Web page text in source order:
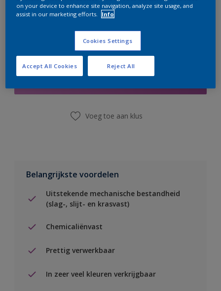
Boodschappenlijst
Voeg toe aan klus
Belangrijkste voordelen
Uitstekende mechanische bestandheid
(slag-, slijt- en krasvast)
Chemicaliënvast
Prettig verwerkbaar
In zeer veel kleuren verkrijgbaar
on your device to enhance site navigation, analyze site usage, and
assist in our marketing efforts.
Info
Cookies Settings
Reject All
Accept All Cookies